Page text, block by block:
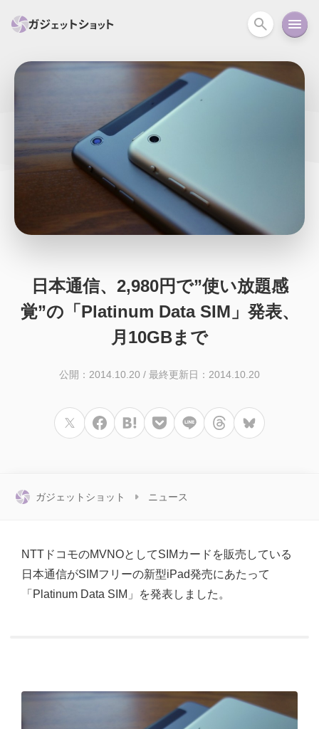
PC関連
セール情報 スマートホーム
iPad Mac
オーディオ 周辺機器
日本通信、2,980円で”使い放題感
覚”の「Platinum Data SIM」発表、
月10GBまで
公開：2014.10.20 / 最終更新日：2014.10.20
ガジェットショット ニュース
NTTドコモのMVNOとしてSIMカードを販売している
日本通信がSIMフリーの新型iPad発売にあたって
「Platinum Data SIM」を発表しました。